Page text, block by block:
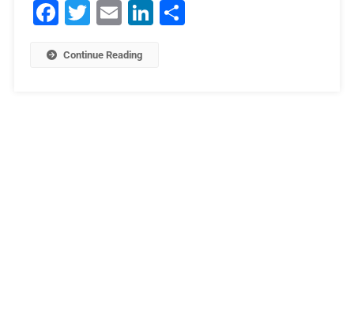
Facebook
Twitter Email LinkedIn
Continue Reading